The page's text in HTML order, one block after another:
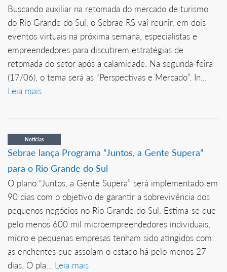
Buscando auxiliar na retomada do mercado de turismo
do Rio Grande do Sul, o Sebrae RS vai reunir, em dois
eventos virtuais na próxima semana, especialistas e
empreendedores para discutirem estratégias de
retomada do setor após a calamidade. Na segunda-feira
(17/06), o tema será as “Perspectivas e Mercado”. In...
Leia mais
Notícias
Sebrae lança Programa “Juntos, a Gente Supera”
para o Rio Grande do Sul
O plano “Juntos, a Gente Supera” será implementado em
90 dias com o objetivo de garantir a sobrevivência dos
pequenos negócios no Rio Grande do Sul. Estima-se que
pelo menos 600 mil microempreendedores individuais,
micro e pequenas empresas tenham sido atingidos com
as enchentes que assolam o estado há pelo menos 27
dias. O pla... Leia mais